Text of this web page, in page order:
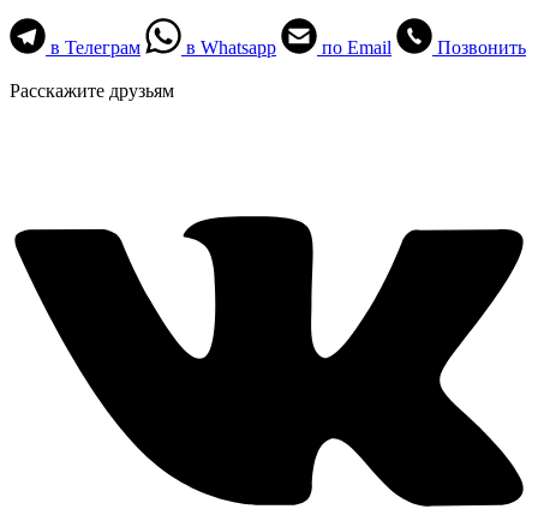
в Телеграм в Whatsapp по Email Позвонить
Расскажите друзьям